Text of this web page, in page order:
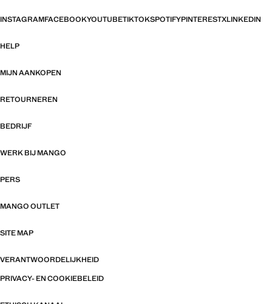
INSTAGRAMFACEBOOKYOUTUBETIKTOKSPOTIFYPINTERESTXLINKEDIN
HELP
MIJN AANKOPEN
RETOURNEREN
BEDRIJF
WERK BIJ MANGO
PERS
MANGO OUTLET
SITE MAP
VERANTWOORDELIJKHEID
PRIVACY- EN COOKIEBELEID